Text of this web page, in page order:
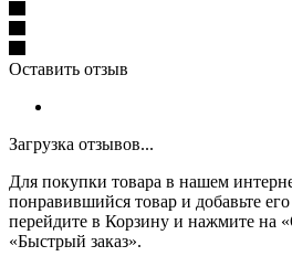
Оставить отзыв
Загрузка отзывов...
Для покупки товара в нашем
понравившийся товар и добавьте
перейдите в Корзину и нажмите на
«Быстрый заказ».